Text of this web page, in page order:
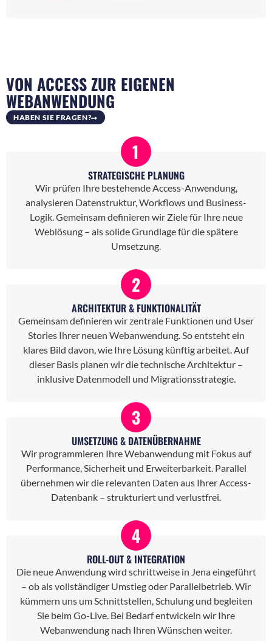
VON ACCESS ZUR EIGENEN
WEBANWENDUNG
HABEN SIE FRAGEN?
1
STRATEGISCHE PLANUNG
Wir prüfen Ihre bestehende Access-Anwendung,
analysieren Datenstruktur, Workflows und Business-
Logik. Gemeinsam definieren wir Ziele für Ihre neue
Weblösung – als solide Grundlage für die spätere
Umsetzung.
2
ARCHITEKTUR & FUNKTIONALITÄT
Gemeinsam definieren wir zentrale Funktionen und User
Stories Ihrer neuen Webanwendung. So entsteht ein
klares Bild davon, wie Ihre Lösung künftig arbeitet. Auf
dieser Basis planen wir die technische Architektur –
inklusive Datenmodell und Migrationsstrategie.
3
UMSETZUNG & DATENÜBERNAHME
Wir programmieren Ihre Webanwendung mit Fokus auf
Performance, Sicherheit und Erweiterbarkeit. Parallel
übernehmen wir die relevanten Daten aus Ihrer Access-
Datenbank – strukturiert und verlustfrei.
4
ROLL-OUT & INTEGRATION
Die neue Anwendung wird schrittweise in Jena eingeführt
– ob als vollständiger Umstieg oder Parallelbetrieb. Wir
kümmern uns um Schnittstellen, Schulung und begleiten
Sie beim Go-Live. Bei Bedarf entwickeln wir Ihre
Webanwendung nach Ihren Wünschen weiter.